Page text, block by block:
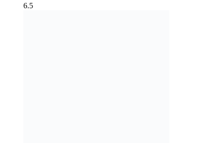
6.5